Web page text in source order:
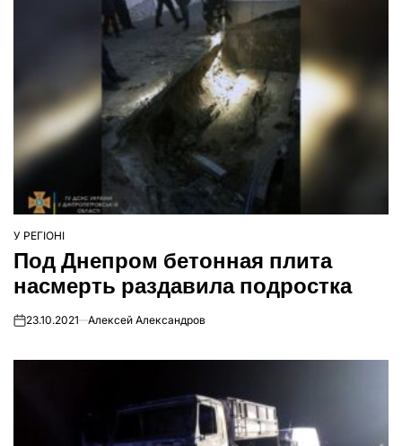
ОПУБЛІКУВАТИ
У
У РЕГІОНІ
Под Днепром бетонная плита
насмерть раздавила подростка
on23.10.2021 Алексей Александров